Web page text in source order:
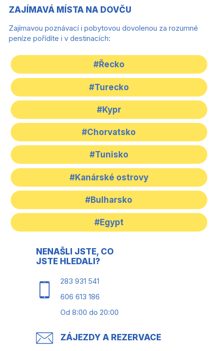
ZAJÍMAVÁ MÍSTA NA DOVČU
Zajímavou poznávací i pobytovou dovolenou za rozumné
peníze pořídíte i v destinacích:
#Řecko
#Turecko
#Kypr
#Chorvatsko
#Tunisko
#Kanárské ostrovy
#Bulharsko
#Egypt
NENAŠLI JSTE, CO
JSTE HLEDALI?
283 931 541
606 613 186
Od 8:00 do 20:00
ZÁJEZDY A REZERVACE